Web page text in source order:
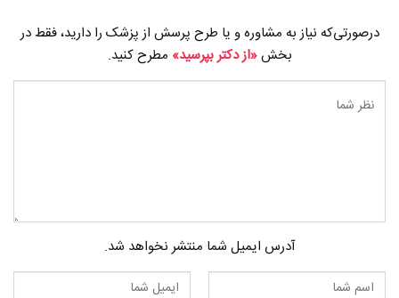
درصورتی‌که نیاز به مشاوره و یا طرح پرسش از پزشک را دارید، فقط در
بخش«از دکتر بپرسید» مطرح کنید.
آدرس ایمیل شما منتشر نخواهد شد.